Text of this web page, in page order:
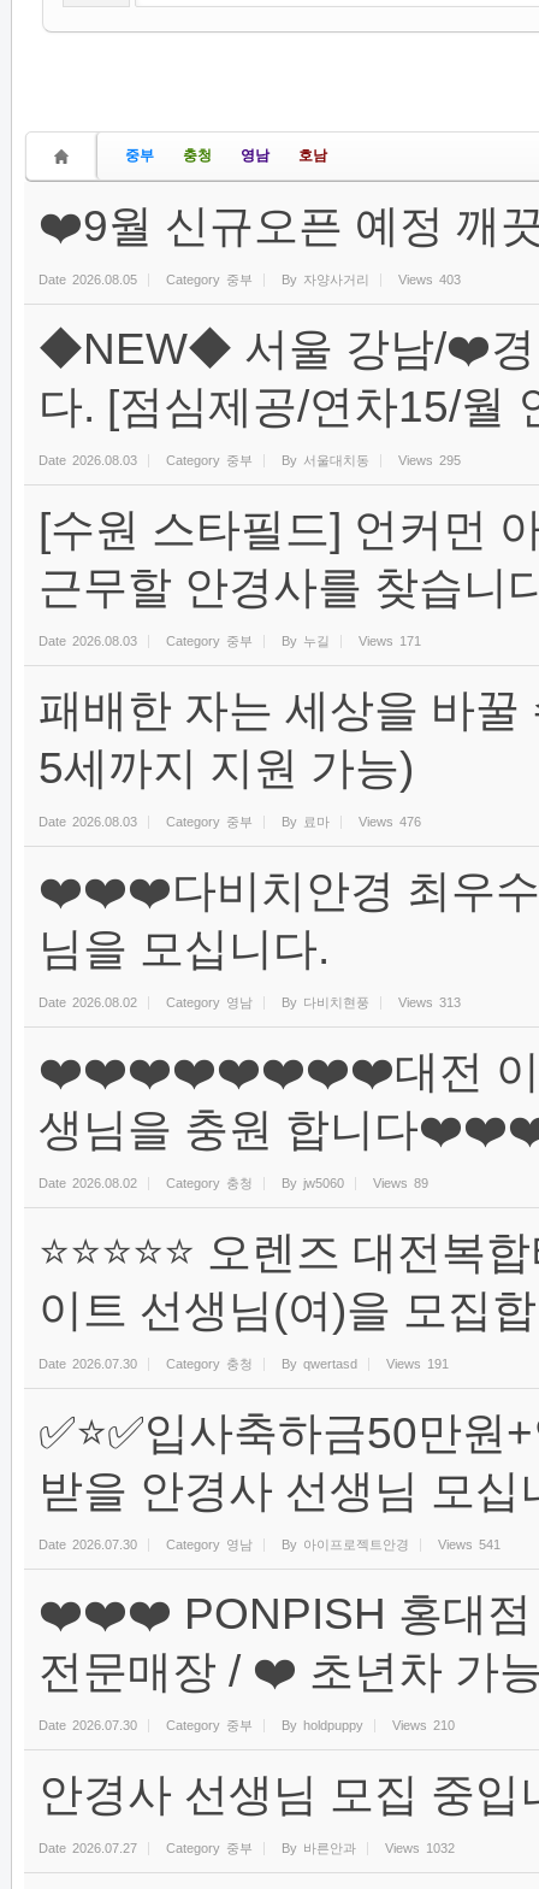
중부 충청 영남 호남
❤️9월 신규오픈 예정 깨
Date 2026.08.05 Category 중부 By 자양사거리 Views 403
◆NEW◆ 서울 강남/❤️경
다. [점심제공/연차15/월
Date 2026.08.03 Category 중부 By 서울대치동 Views 295
[수원 스타필드] 언커먼
근무할 안경사를 찾습니
Date 2026.08.03 Category 중부 By 누길 Views 171
패배한 자는 세상을 바
5세까지 지원 가능)
Date 2026.08.03 Category 중부 By 료마 Views 476
❤️❤️❤️다비치안경 최우
님을 모십니다.
Date 2026.08.02 Category 영남 By 다비치현풍 Views 313
❤️❤️❤️❤️❤️❤️❤️❤️대전 이안
생님을 충원 합니
Date 2026.08.02 Category 충청 By jw5060 Views 89
⭐⭐⭐⭐⭐ 오렌즈 대전
이트 선생님(여)을 모집합
Date 2026.07.30 Category 충청 By qwertasd Views 191
✅⭐️✅입사축하금50만
받을 안경사 선생님 모십
Date 2026.07.30 Category 영남 By 아이프로젝트안경 Views 541
❤️❤️❤️ PONPISH 홍대점
전문매장 / ❤️ 초년차
Date 2026.07.30 Category 중부 By holdpuppy Views 210
안경사 선생님 모집 중입
Date 2026.07.27 Category 중부 By 바른안과 Views 1032